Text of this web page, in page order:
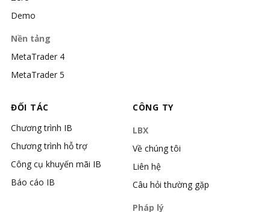
Demo
Nền tảng
MetaTrader 4
MetaTrader 5
ĐỐI TÁC
Chương trình IB
Chương trình hỗ trợ
Công cụ khuyến mãi IB
Báo cáo IB
CÔNG TY
LBX
Về chúng tôi
Liên hệ
Câu hỏi thường gặp
Pháp lý